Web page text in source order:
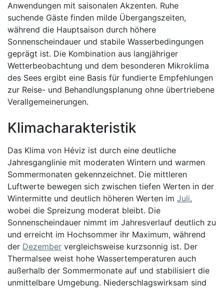
Anwendungen mit saisonalen Akzenten. Ruhe
suchende Gäste finden milde Übergangszeiten,
während die Hauptsaison durch höhere
Sonnenscheindauer und stabile Wasserbedingungen
geprägt ist. Die Kombination aus langjähriger
Wetterbeobachtung und dem besonderen Mikroklima
des Sees ergibt eine Basis für fundierte Empfehlungen
zur Reise- und Behandlungsplanung ohne übertriebene
Verallgemeinerungen.
Klimacharakteristik
Das Klima von Héviz ist durch eine deutliche
Jahresganglinie mit moderaten Wintern und warmen
Sommermonaten gekennzeichnet. Die mittleren
Luftwerte bewegen sich zwischen tiefen Werten in der
Wintermitte und deutlich höheren Werten im Juli,
wobei die Spreizung moderat bleibt. Die
Sonnenscheindauer nimmt im Jahresverlauf deutlich zu
und erreicht im Hochsommer ihr Maximum, während
der Dezember vergleichsweise kurzsonnig ist. Der
Thermalsee weist hohe Wassertemperaturen auch
außerhalb der Sommermonate auf und stabilisiert die
unmittelbare Umgebung. Niederschlagswirksam sind